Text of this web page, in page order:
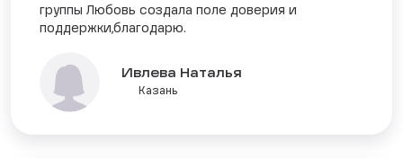
группы Любовь создала поле доверия и
поддержки,благодарю.
Ивлева Наталья
Казань